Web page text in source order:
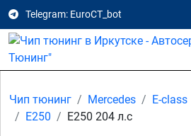
Telegram: EuroCT_bot
Чип тюнинг Mercedes E-class
E250
E250 204 л.с